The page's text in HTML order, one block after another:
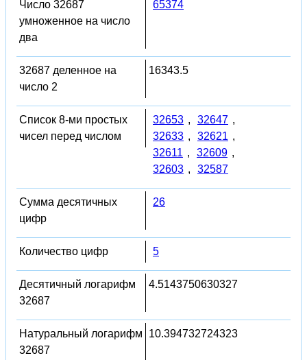
Число 32687
умноженное на число
два
65374
32687 деленное на
число 2
16343.5
Список 8-ми простых
чисел перед числом
32653 , 32647 ,
32633 , 32621 ,
32611 , 32609 ,
32603 , 32587
Сумма десятичных
цифр
26
Количество цифр 5
Десятичный логарифм
32687
4.5143750630327
Натуральный логарифм
32687
10.394732724323